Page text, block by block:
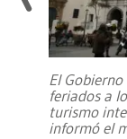
El
feriados a
turismo
informó el